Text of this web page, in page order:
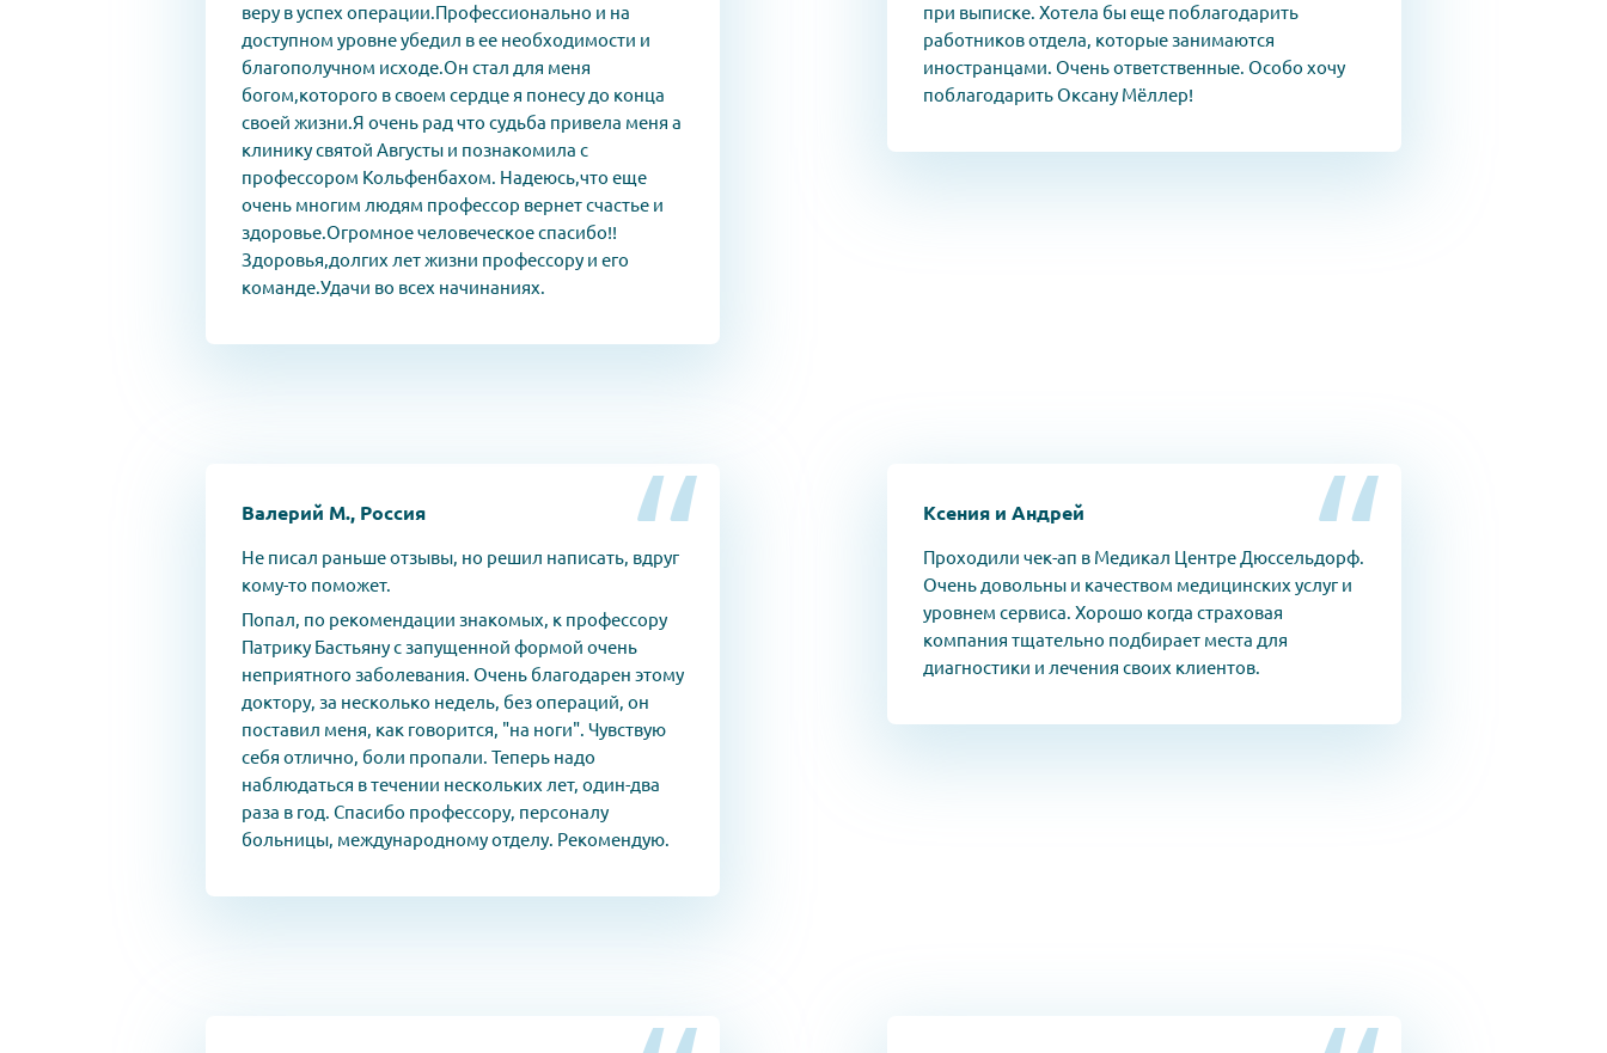
веру в успех операции.Профессионально и на
доступном уровне убедил в ее необходимости и
благополучном исходе.Он стал для меня
богом,которого в своем сердце я понесу до конца
своей жизни.Я очень рад что судьба привела меня а
клинику святой Августы и познакомила с
профессором Кольфенбахом. Надеюсь,что еще
очень многим людям профессор вернет счастье и
здоровье.Огромное человеческое спасибо!!
Здоровья,долгих лет жизни профессору и его
команде.Удачи во всех начинаниях.
при выписке. Хотела бы еще поблагодарить
работников отдела, которые занимаются
иностранцами. Очень ответственные. Особо хочу
поблагодарить Оксану Мёллер!
Валерий М., Россия
Не писал раньше отзывы, но решил написать, вдруг
кому-то поможет.
Попал, по рекомендации знакомых, к профессору
Патрику Бастьяну с запущенной формой очень
неприятного заболевания. Очень благодарен этому
доктору, за несколько недель, без операций, он
поставил меня, как говорится, "на ноги". Чувствую
себя отлично, боли пропали. Теперь надо
наблюдаться в течении нескольких лет, один-два
раза в год. Спасибо профессору, персоналу
больницы, международному отделу. Рекомендую.
Ксения и Андрей
Проходили чек-ап в Медикал Центре Дюссельдорф.
Очень довольны и качеством медицинских услуг и
уровнем сервиса. Хорошо когда страховая
компания тщательно подбирает места для
диагностики и лечения своих клиентов.